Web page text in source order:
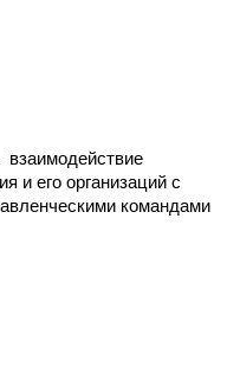
и его организаций с
командами